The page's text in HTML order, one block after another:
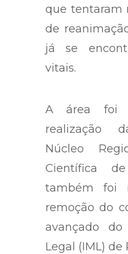
que tentaram
de
já se
vitais.
A área foi
realização
Núcleo
Científica
também foi
remoção do
avançado
Legal (IML) de